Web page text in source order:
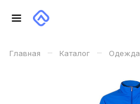
Главная – Каталог – Одежда